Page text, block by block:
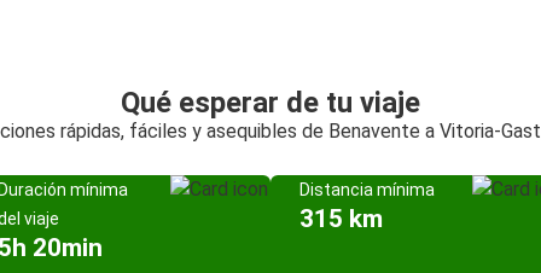
Qué esperar de tu viaje
rápidas, fáciles y asequibles de Benavente a Vitoria-
mínima
viaje
20min
Distancia mínima
315 km